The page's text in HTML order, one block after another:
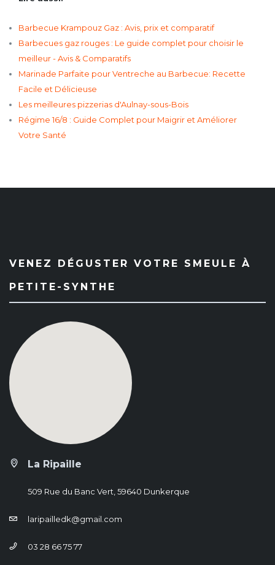
Barbecue Krampouz Gaz : Avis, prix et comparatif
Barbecues gaz rouges : Le guide complet pour choisir le
meilleur - Avis & Comparatifs
Marinade Parfaite pour Ventreche au Barbecue: Recette
Facile et Délicieuse
Les meilleures pizzerias d'Aulnay-sous-Bois
Régime 16/8 : Guide Complet pour Maigrir et Améliorer
Votre Santé
VENEZ DÉGUSTER VOTRE SMEULE À
PETITE-SYNTHE
La Ripaille
509 Rue du Banc Vert, 59640 Dunkerque
laripailledk@gmail.com
03 28 66 75 77